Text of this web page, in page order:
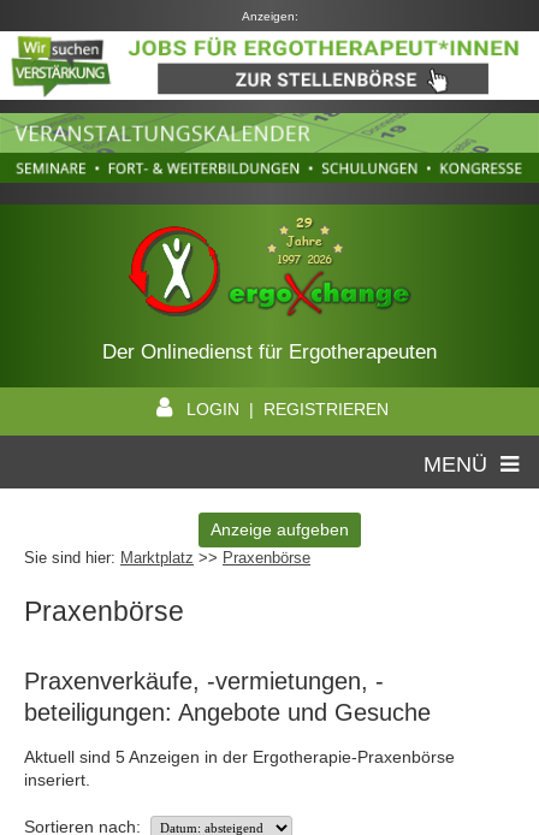
Anzeigen:
Der Onlinedienst für Ergotherapeuten
LOGIN | REGISTRIEREN
MENÜ
Sie sind hier: Marktplatz >> Praxenbörse
Anzeige aufgeben
Praxenbörse
Praxenverkäufe, -vermietungen, -
beteiligungen: Angebote und Gesuche
Aktuell sind 5 Anzeigen in der Ergotherapie-Praxenbörse
inseriert.
Sortieren nach: